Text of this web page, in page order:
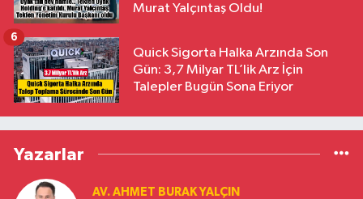
Murat Yalçıntaş Oldu!
Quick Sigorta Halka Arzında Son
Gün: 3,7 Milyar TL’lik Arz İçin
Talepler Bugün Sona Eriyor
6
Yazarlar
AV. AHMET BURAK YALÇIN